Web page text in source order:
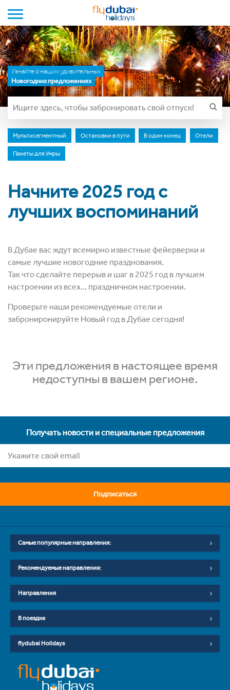
Узнайте о наших удивительных
Новогодних предложениях
Мультисегментный Остановки в пути В один конец Отели
Пакеты для Умры
Начните 2025 год с
лучших воспоминаний
В Дубае вас ждут всемирно известные фейерверки и
самые лучшие новогодние празднования.
Так что сделайте перерыв и шаг в 2025 год в лучшем
настроении из всех... праздничном настроении.
Проверьте наши рекомендуемые отели и
заброниронируйте Новый год в Дубае сегодня!
Эти предложения в настоящее время
недоступны в вашем регионе.
Получать новости и специальные предложения
Подписаться
Самые популярные направления:
Рекомендуемые направления:
Направления
В поездке
flydubai Holidays